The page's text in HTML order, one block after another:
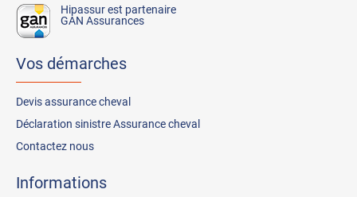
Hipassur est partenaire
GAN Assurances
Vos démarches
Devis assurance cheval
Déclaration sinistre Assurance cheval
Contactez nous
Informations